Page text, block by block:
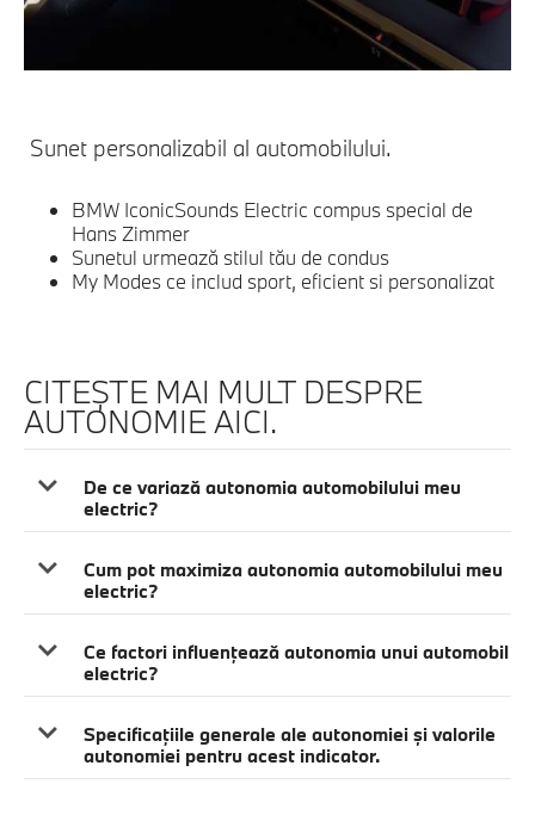
Sunet personalizabil al automobilului.
BMW IconicSounds Electric compus special de
Hans Zimmer
Sunetul urmează stilul tău de condus
My Modes ce includ sport, eficient si personalizat
CITEŞTE MAI MULT DESPRE
AUTONOMIE AICI.
De ce variază autonomia automobilului meu
electric?
Cum pot maximiza autonomia automobilului meu
electric?
Ce factori influenţează autonomia unui automobil
electric?
Specificaţiile generale ale autonomiei şi valorile
autonomiei pentru acest indicator.